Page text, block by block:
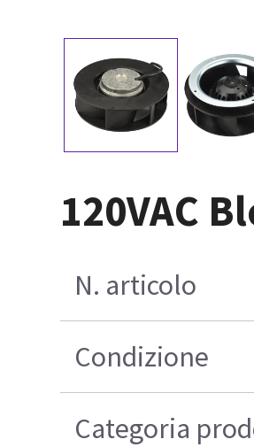
120VAC
N. articolo
Condizione
Categoria